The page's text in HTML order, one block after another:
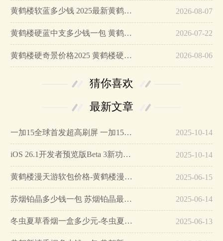
黄鹤楼软蓝多少钱 2025最新黄鹤楼软蓝价格参数… 2026-08-07
黄鹤楼硬蓝中支多少钱一包 黄鹤楼硬蓝中支香烟价格表… 2026-07-22
黄鹤楼硬奇景价格2025 黄鹤楼硬奇景图片… 2026-08-06
猜你喜欢
最新文章
一加15全球首发超高刷屏 一加15参数详细配置… 2025-10-14
iOS 26.1开发者预览版Beta 3新功能详解… 2025-10-14
黄鹤楼漫天游软包价格-黄鹤楼漫天游软包多少钱一盒… 2025-06-15
苏烟铂晶多少钱一包 苏烟铂晶最新价格… 2025-06-14
冬虫夏草香烟一盒多少元-冬虫夏草香烟一盒多少元2025最新价格… 2025-06-13